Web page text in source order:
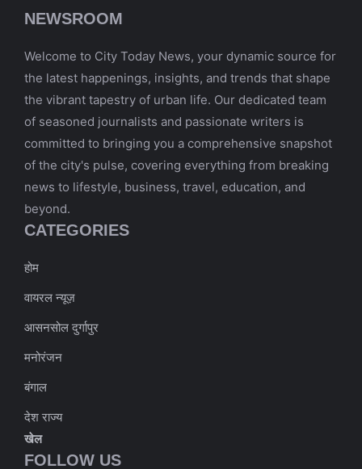
NEWSROOM
Welcome to City Today News, your dynamic source for
the latest happenings, insights, and trends that shape
the vibrant tapestry of urban life. Our dedicated team
of seasoned journalists and passionate writers is
committed to bringing you a comprehensive snapshot
of the city's pulse, covering everything from breaking
news to lifestyle, business, travel, education, and
beyond.
CATEGORIES
होम
वायरल न्यूज़
आसनसोल दुर्गापुर
मनोरंजन
बंगाल
देश राज्य
खेल
FOLLOW US